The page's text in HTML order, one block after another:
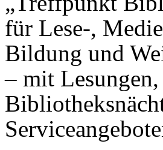
für Lese-,
Bildung und
– mit